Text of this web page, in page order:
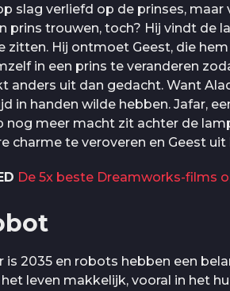
slag verliefd op de prinses, maar
prins trouwen, toch? Hij vindt de
zitten. Hij ontmoet Geest, die
in een prins te veranderen
anders uit dan gedacht. Want
in handen wilde hebben. Jafar,
nog meer macht zit achter de
charme te veroveren en Geest
De 5x beste Dreamworks-films
is 2035 en robots hebben een
leven makkelijk, vooral in het